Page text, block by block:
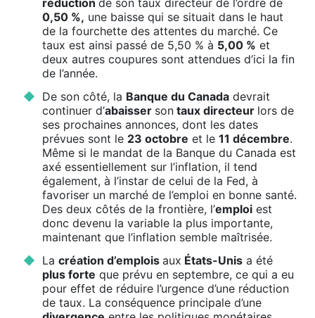
réduction de son taux directeur de l’ordre de
0,50 %, une baisse qui se situait dans le haut
de la fourchette des attentes du marché. Ce
taux est ainsi passé de 5,50 % à 5,00 % et
deux autres coupures sont attendues d’ici la fin
de l’année.
De son côté, la Banque du Canadadevrait
continuer d’abaisser sontaux directeur lors de
ses prochaines annonces, dont les dates
prévues sont le 23 octobre et le 11 décembre.
Même si le mandat de la Banque du Canada est
axé essentiellement sur l’inflation, il tend
également, à l’instar de celui de la Fed, à
favoriser un marché de l’emploi en bonne santé.
Des deux côtés de la frontière, l’emploiest
donc devenu la variable la plus importante,
maintenant que l’inflation semble maîtrisée.
La création d’emplois aux États-Unisa été
plus forte que prévu en septembre, ce qui a eu
pour effet de réduire l’urgence d’une réduction
de taux. La conséquence principale d’une